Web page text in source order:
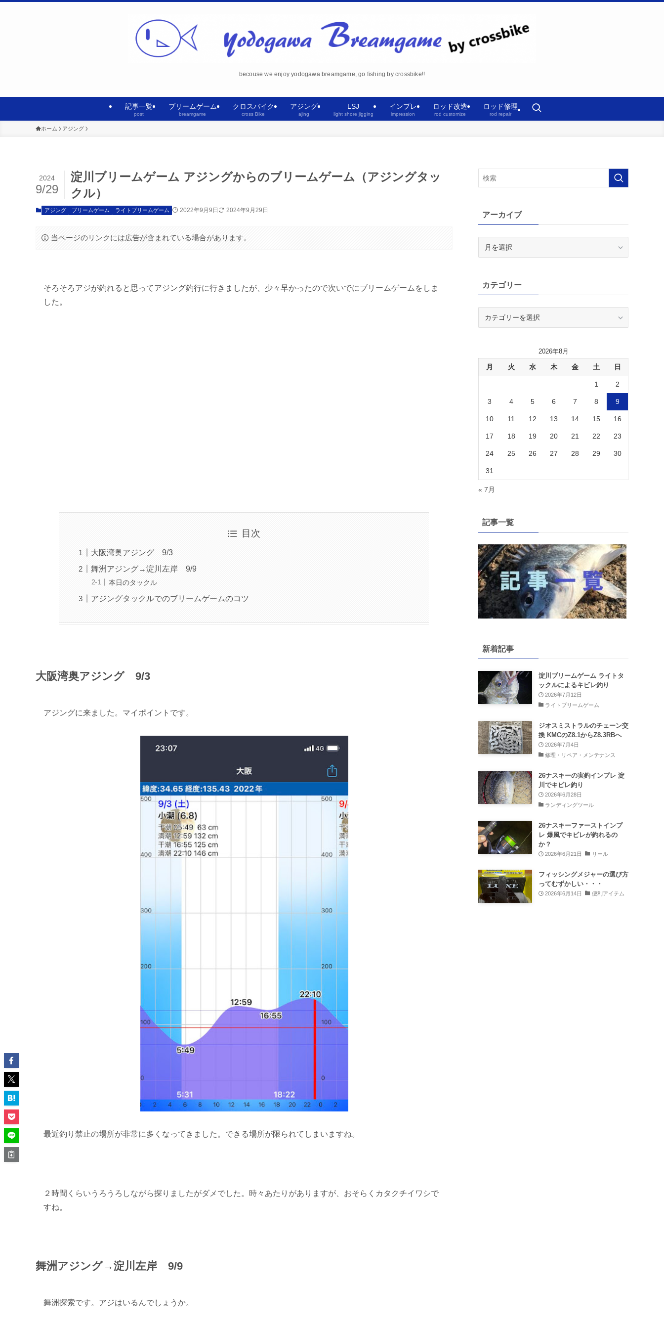
becouse we enjoy yodogawa breamgame, go fishing by crossbike!!
記事一覧
post
ブリームゲーム
breamgame
クロスバイク
cross Bike
アジング
ajing
LSJ
light shore jigging
インプレ
impression
ロッド改造
rod customize
ロッド修理
rod repair
ホーム アジング
淀川ブリームゲーム アジングからのブリームゲーム（アジングタッ
クル）
2024
9/29
アジング ブリームゲーム ライトブリームゲーム 2022年9月9日 2024年9月29日
当ページのリンクには広告が含まれている場合があります。
そろそろアジが釣れると思ってアジング釣行に行きましたが、少々早かったので次いでにブリームゲームをしま
した。
目次
大阪湾奥アジング 9/3
舞洲アジング→淀川左岸 9/9
本日のタックル
アジングタックルでのブリームゲームのコツ
大阪湾奥アジング 9/3
アジングに来ました。マイポイントです。
最近釣り禁止の場所が非常に多くなってきました。できる場所が限られてしまいますね。
２時間くらいうろうろしながら探りましたがダメでした。時々あたりがありますが、おそらくカタクチイワシで
すね。
舞洲アジング→淀川左岸 9/9
舞洲探索です。アジはいるんでしょうか。
アーカイブ
ブカテゴリー
2026年8月
月 火 水 木 金 土 日
1 2
3 4 5 6 7 8 9
10 11 12 13 14 15 16
17 18 19 20 21 22 23
24 25 26 27 28 29 30
31
« 7月
記事一覧
新着記事
淀川ブリームゲーム ライトタ
ックルによるキビレ釣り
2026年7月12日
ライトブリームゲーム
ジオスミストラルのチェーン交
換 KMCのZ8.1からZ8.3RBへ
2026年7月4日
修理・リペア・メンテナンス
26ナスキーの実釣インプレ 淀
川でキビレ釣り
2026年6月28日
ランディングツール
26ナスキーファーストインプ
レ 爆風でキビレが釣れるの
か？
2026年6月21日 リール
フィッシングメジャーの選び方
ってむずかしい・・・
2026年6月14日 便利アイテム